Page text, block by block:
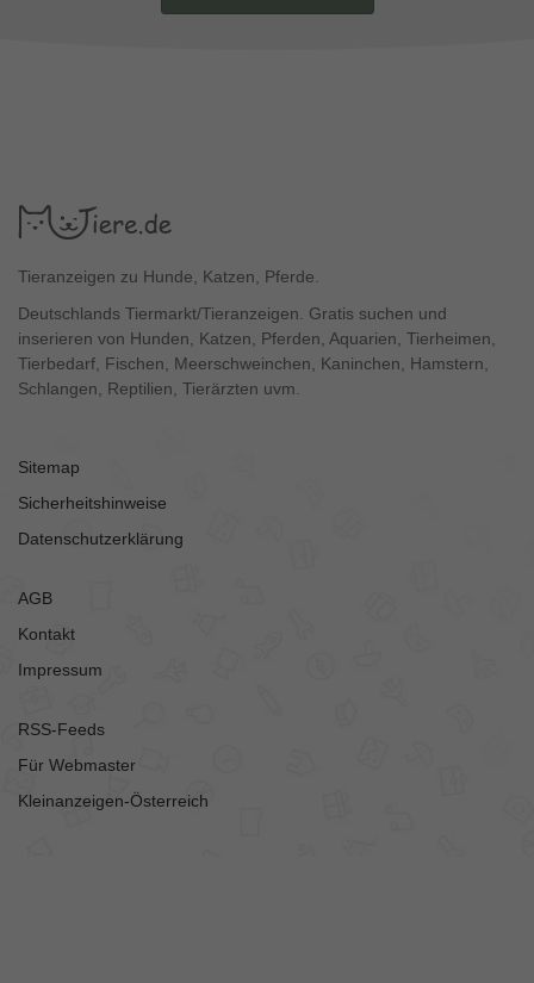
Tieranzeigen zu Hunde, Katzen, Pferde.
Deutschlands Tiermarkt/Tieranzeigen. Gratis suchen und
inserieren von Hunden, Katzen, Pferden, Aquarien, Tierheimen,
Tierbedarf, Fischen, Meerschweinchen, Kaninchen, Hamstern,
Schlangen, Reptilien, Tierärzten uvm.
Sitemap
Sicherheitshinweise
Datenschutzerklärung
AGB
Kontakt
Impressum
RSS-Feeds
Für Webmaster
Kleinanzeigen-Österreich